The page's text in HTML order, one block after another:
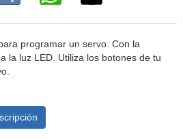
programar un servo. Con la
la luz LED. Utiliza los botones de tu